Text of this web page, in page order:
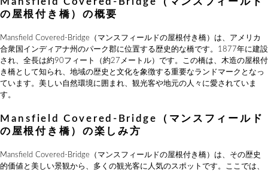
の屋根付き橋）の概要
Mansfield Covered-Bridge（マンスフィールドの屋根付き橋）は、アメリカ
合衆国インディアナ州のパーク郡に位置する歴史的な橋です。1877年に建設
され、全長は約90フィート（約27メートル）です。この橋は、木造の屋根付
き橋として知られ、地域の歴史と文化を象徴する重要なランドマークとなっ
ています。美しい自然環境に囲まれ、観光客や地元の人々に愛されていま
す。
Mansfield Covered-Bridge（マンスフィールド
の屋根付き橋）の楽しみ方
Mansfield Covered-Bridge（マンスフィールドの屋根付き橋）は、その歴史
的価値と美しい景観から、多くの観光客に人気のスポットです。ここでは、